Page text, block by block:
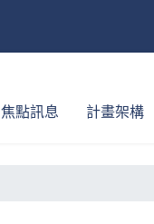
焦點訊息 計畫架構